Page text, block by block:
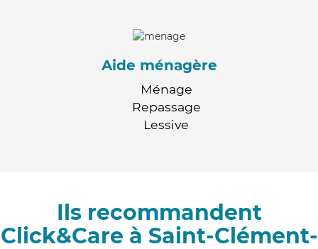
Aide ménagère
Ménage
Repassage
Lessive
Ils recommandent
Click&Care à Saint-Clément-